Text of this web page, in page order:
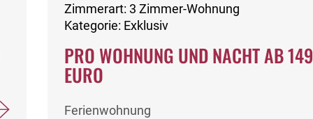
Zimmerart: 3 Zimmer-Wohnung
Kategorie: Exklusiv
PRO WOHNUNG UND NACHT AB 149
EURO
Ferienwohnung